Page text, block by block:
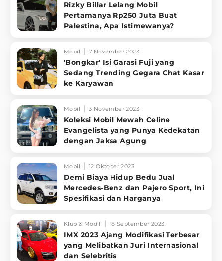
Rizky Billar Lelang Mobil
Pertamanya Rp250 Juta Buat
Palestina, Apa Istimewanya?
Mobil 7 November 2023
'Bongkar' Isi Garasi Fuji yang
Sedang Trending Gegara Chat Kasar
ke Karyawan
Mobil 3 November 2023
Koleksi Mobil Mewah Celine
Evangelista yang Punya Kedekatan
dengan Jaksa Agung
Mobil 12 Oktober 2023
Demi Biaya Hidup Bedu Jual
Mercedes-Benz dan Pajero Sport, Ini
Spesifikasi dan Harganya
Klub & Modif 18 September 2023
IMX 2023 Ajang Modifikasi Terbesar
yang Melibatkan Juri Internasional
dan Selebritis